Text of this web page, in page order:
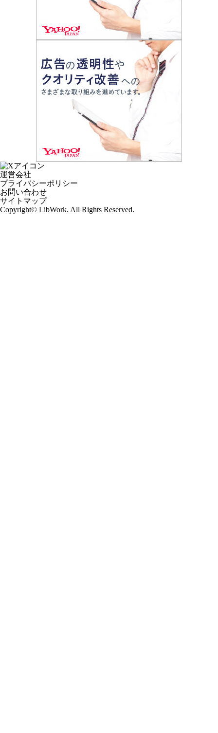
運営会社
プライバシーポリシー
お問い合わせ
サイトマップ
Copyright© LibWork. All Rights Reserved.